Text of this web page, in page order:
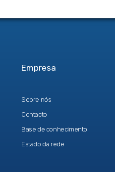
Empresa
Sobre nós
Contacto
Base de conhecimento
Estado da rede